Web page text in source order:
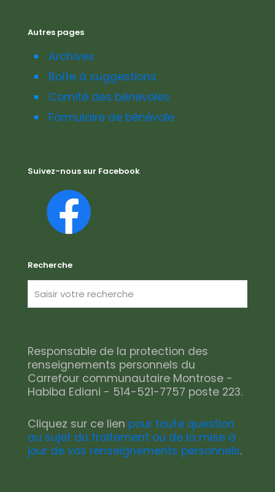
Autres pages
Archives
Boîte à suggestions
Comité des bénévoles
Formulaire de bénévole
Suivez-nous sur Facebook
Recherche
Responsable de la protection des
renseignements personnels du
Carrefour communautaire Montrose -
Habiba Ediani - 514-521-7757 poste 223.
Cliquez sur ce lien pour toute question
au sujet du traitement ou de la mise à
jour de vos renseignements personnels.